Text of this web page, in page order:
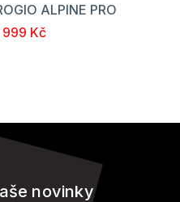
ALPINE PRO
999 Kč
novinky